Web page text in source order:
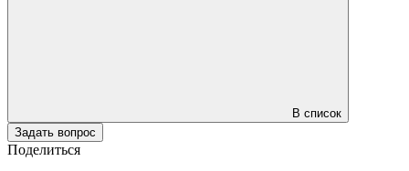
В список
Задать вопрос
Поделиться